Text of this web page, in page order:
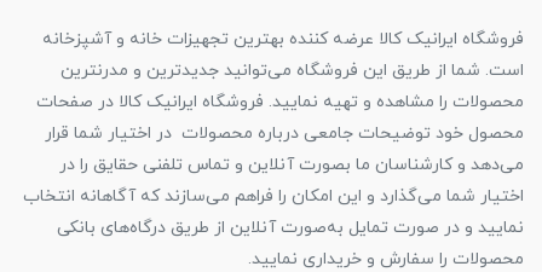
فروشگاه ایرانیک کالا عرضه کننده بهترین تجهیزات خانه و آشپزخانه
است. شما از طریق این فروشگاه می‌توانید جدیدترین و مدرنترین
محصولات را مشاهده و تهیه نمایید. فروشگاه ایرانیک کالا در صفحات
محصول خود توضیحات جامعی درباره محصولات در اختیار شما قرار
می‌دهد و کارشناسان ما بصورت آنلاین و تماس تلفنی حقایق را در
اختیار شما می‌گذارد و این امکان را فراهم می‌سازند که آگاهانه انتخاب
نمایید و در صورت تمایل به‌صورت آنلاین از طریق درگاه‌های بانکی
محصولات را سفارش و خریداری نمایید.